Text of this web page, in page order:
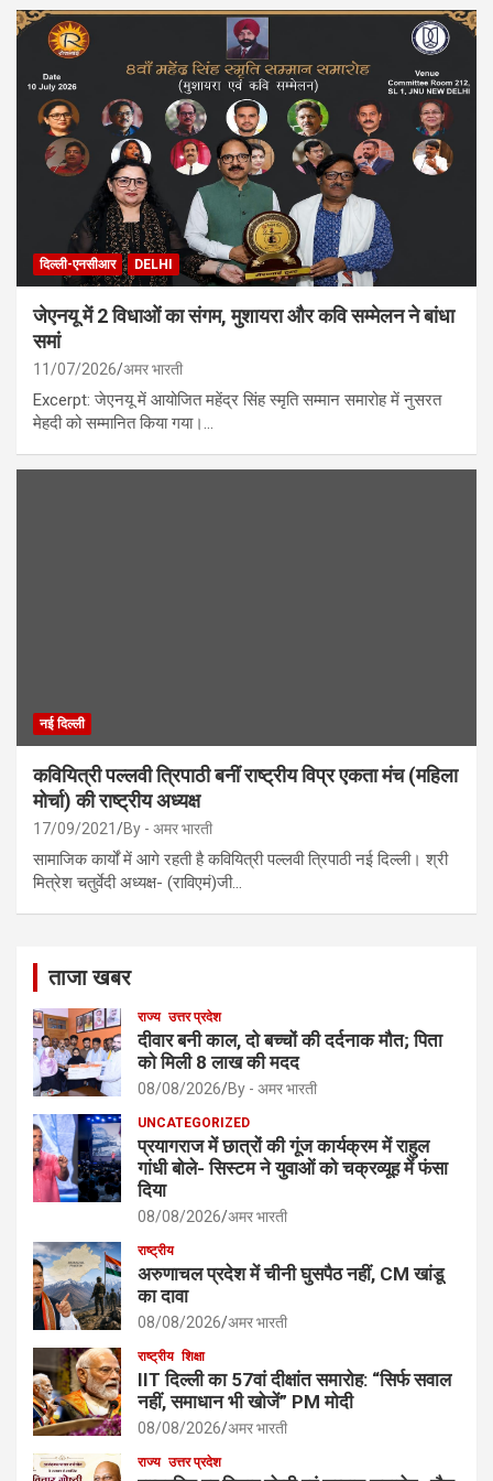
दिल्ली-एनसीआर DELHI
जेएनयू में 2 विधाओं का संगम, मुशायरा और कवि सम्मेलन ने बांधा
समां
11/07/2026 अमर भारती
Excerpt: जेएनयू में आयोजित महेंद्र सिंह स्मृति सम्मान समारोह में नुसरत
मेहदी को सम्मानित किया गया।…
नई दिल्ली
कवियित्री पल्लवी त्रिपाठी बनीं राष्ट्रीय विप्र एकता मंच (महिला
मोर्चा) की राष्ट्रीय अध्यक्ष
17/09/2021 By - अमर भारती
सामाजिक कार्यों में आगे रहती है कवियित्री पल्लवी त्रिपाठी नई दिल्ली। श्री
मित्रेश चतुर्वेदी अध्यक्ष- (राविएमं)जी…
ताजा खबर
राज्य उत्तर प्रदेश
दीवार बनी काल, दो बच्चों की दर्दनाक मौत; पिता
को मिली 8 लाख की मदद
08/08/2026 By - अमर भारती
UNCATEGORIZED
प्रयागराज में छात्रों की गूंज कार्यक्रम में राहुल
गांधी बोले- सिस्टम ने युवाओं को चक्रव्यूह में फंसा
दिया
08/08/2026 अमर भारती
राष्ट्रीय
अरुणाचल प्रदेश में चीनी घुसपैठ नहीं, CM खांडू
का दावा
08/08/2026 अमर भारती
राष्ट्रीय शिक्षा
IIT दिल्ली का 57वां दीक्षांत समारोह: “सिर्फ सवाल
नहीं, समाधान भी खोजें” PM मोदी
08/08/2026 अमर भारती
राज्य उत्तर प्रदेश